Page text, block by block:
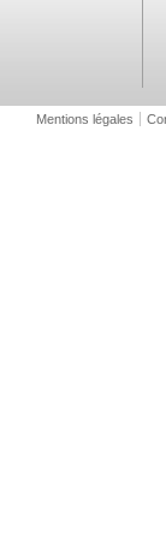
Mentions légales